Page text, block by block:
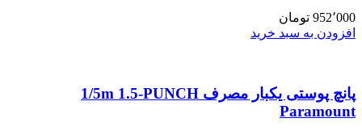
952٬000 تومان
افزودن به سبد خرید
پانچ پوستی یکبار مصرف 1/5m 1.5-PUNCH
Paramount